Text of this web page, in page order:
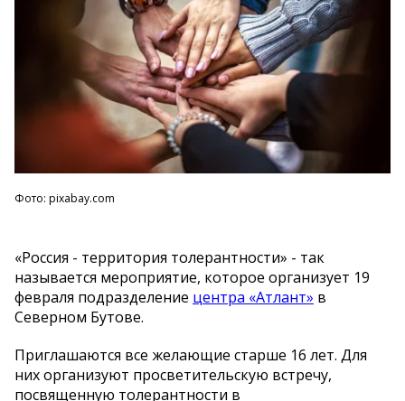
Фото: pixabay.com
«Россия - территория толерантности» - так
называется мероприятие, которое организует 19
февраля подразделение центра «Атлант» в
Северном Бутове.
Приглашаются все желающие старше 16 лет. Для
них организуют просветительскую встречу,
посвященную толерантности в